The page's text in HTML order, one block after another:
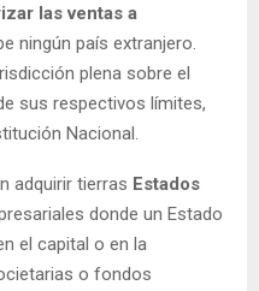
las ventas a
ningún país extranjero.
plena sobre el
sus respectivos límites,
Nacional.
adquirir tierras Estados
donde un Estado
el capital o en la
o fondos